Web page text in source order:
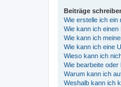
Beiträge
Wie erstelle ich ein
Wie kann ich
Wie kann ich
Wie kann ich eine
Wieso kann ich
Wie bearbeite
Warum kann ich
Weshalb kann ich